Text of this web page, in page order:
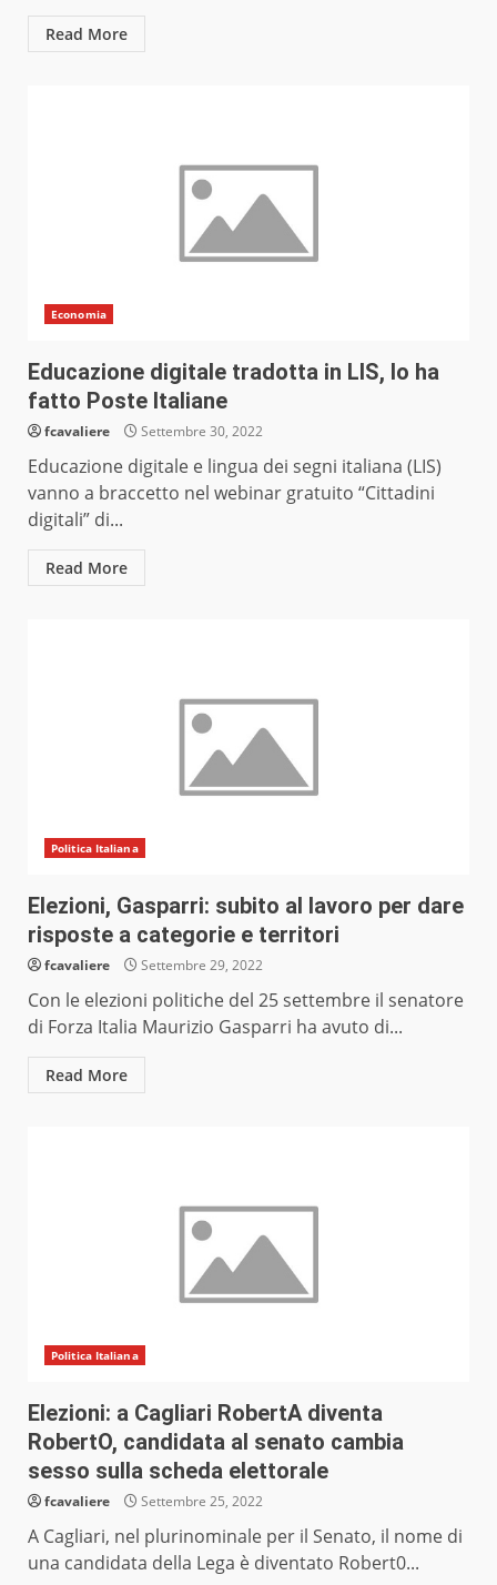
Read More
Economia
Educazione digitale tradotta in LIS, lo ha
fatto Poste Italiane
fcavaliere Settembre 30, 2022
Educazione digitale e lingua dei segni italiana (LIS)
vanno a braccetto nel webinar gratuito “Cittadini
digitali” di...
Read More
Politica Italiana
Elezioni, Gasparri: subito al lavoro per dare
risposte a categorie e territori
fcavaliere Settembre 29, 2022
Con le elezioni politiche del 25 settembre il senatore
di Forza Italia Maurizio Gasparri ha avuto di...
Read More
Politica Italiana
Elezioni: a Cagliari RobertA diventa
RobertO, candidata al senato cambia
sesso sulla scheda elettorale
fcavaliere Settembre 25, 2022
A Cagliari, nel plurinominale per il Senato, il nome di
una candidata della Lega è diventato Robert0...